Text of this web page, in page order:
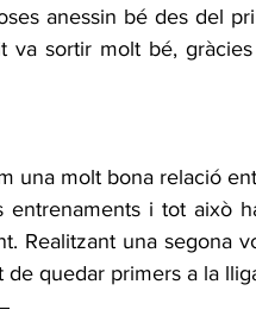
anessin bé des del
va sortir molt bé,
una molt bona relació
i tot això
Realitzant una segona
de quedar primers a la